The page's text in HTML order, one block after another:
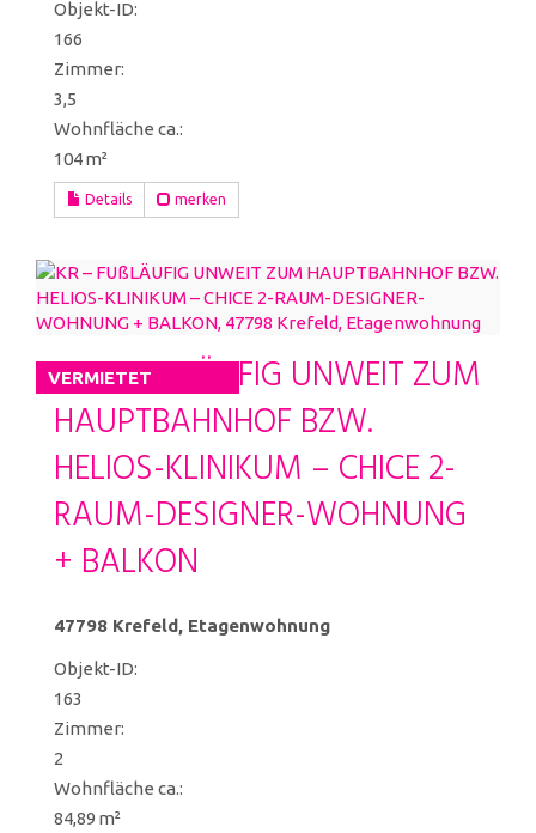
Objekt-ID:
166
Zimmer:
3,5
Wohnfläche ca.:
104 m²
Details merken
VERMIETET
KR – FUßLÄUFIG UNWEIT ZUM
HAUPTBAHNHOF BZW.
HELIOS-KLINIKUM – CHICE 2-
RAUM-DESIGNER-WOHNUNG
+ BALKON
47798 Krefeld, Etagenwohnung
Objekt-ID:
163
Zimmer:
2
Wohnfläche ca.:
84,89 m²